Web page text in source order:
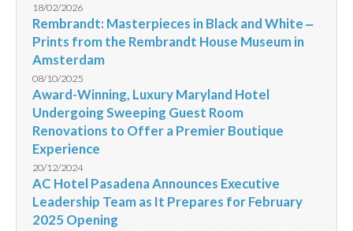
18/02/2026
Rembrandt: Masterpieces in Black and White ‒
Prints from the Rembrandt House Museum in
Amsterdam
08/10/2025
Award-Winning, Luxury Maryland Hotel
Undergoing Sweeping Guest Room
Renovations to Offer a Premier Boutique
Experience
20/12/2024
AC Hotel Pasadena Announces Executive
Leadership Team as It Prepares for February
2025 Opening